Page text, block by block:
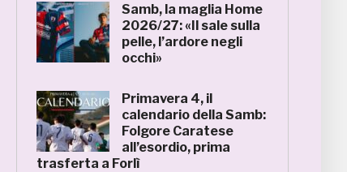
Samb, la maglia Home
2026/27: «Il sale sulla
pelle, l’ardore negli
occhi»
Primavera 4, il
calendario della Samb:
Folgore Caratese
all’esordio, prima
trasferta a Forlì